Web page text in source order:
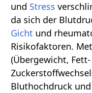
und Stress
da sich der
Gicht und
Risikofaktoren.
(Übergewicht,
Bluthochdruck